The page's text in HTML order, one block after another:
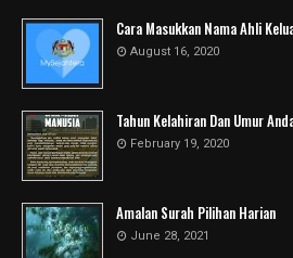
Cara Masukkan Nama Ahli
August 16, 2020
Tahun Kelahiran Dan Umur
February 19, 2020
Amalan Surah Pilihan Harian
June 28, 2021